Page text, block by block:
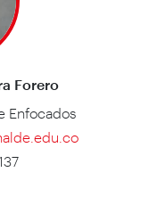
Forero
Enfocados